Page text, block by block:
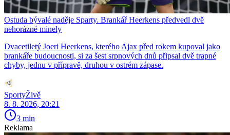
Ostuda bývalé naděje Sparty. Brankář Heerkens předvedl dvě
nehorázné minely
Dvacetiletý Joeri Heerkens, kterého Ajax před rokem kupoval jako
brankáře budoucnosti, si za šest srpnových dnů připsal dvě trapné
chyby, jednu v přípravě, druhou v ostrém zápase.
SportyŽivě
8. 8. 2026, 20:21
3 min
Reklama